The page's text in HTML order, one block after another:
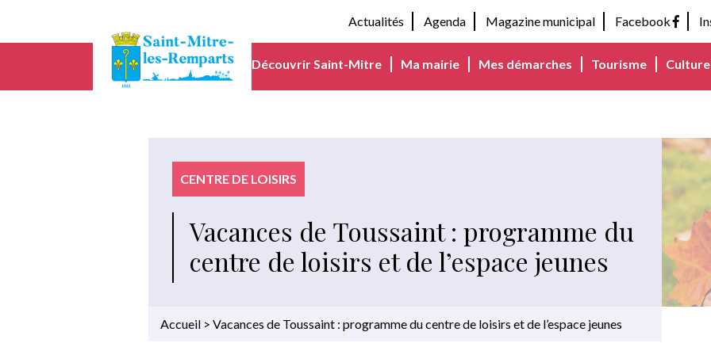
Actualités Agenda Magazine municipal Facebook
Découvrir Saint-Mitre Ma mairie Mes démarches Tourisme
CENTRE DE LOISIRS
Vacances de Toussaint : programme du
centre de loisirs et de l’espace jeunes
Accueil > Vacances de Toussaint : programme du centre de loisirs et de l’espace jeunes